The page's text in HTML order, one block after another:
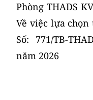
Phòng THADS
Về việc lựa
Số: 771/TB-
năm 2026